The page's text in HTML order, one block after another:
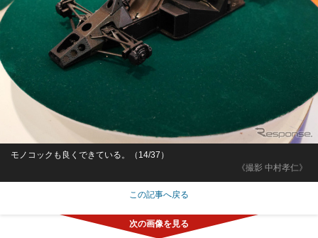
《撮影 中村孝仁》
モノコックも良くできている。（14/37）
この記事へ戻る